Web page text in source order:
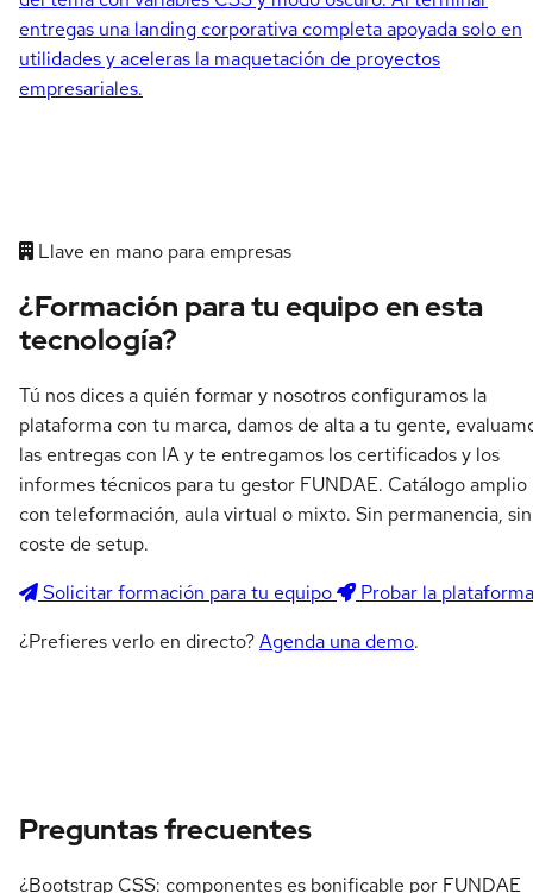
entregas una landing corporativa completa apoyada solo en
utilidades y aceleras la maquetación de proyectos
empresariales.
Llave en mano para empresas
¿Formación para tu equipo en esta
tecnología?
Tú nos dices a quién formar y nosotros configuramos la
plataforma con tu marca, damos de alta a tu gente,
las entregas con IA y te entregamos los certificados y los
informes técnicos para tu gestor FUNDAE. Catálogo amplio
con teleformación, aula virtual o mixto. Sin permanencia, sin
coste de setup.
Solicitar formación para tu equipo
Probar la plataforma
¿Prefieres verlo en directo?Agenda una demo.
Preguntas frecuentes
¿Bootstrap CSS: componentes es bonificable por FUNDAE